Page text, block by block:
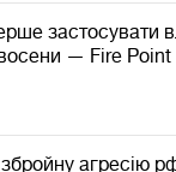
застосувати
— Fire Point
агресію